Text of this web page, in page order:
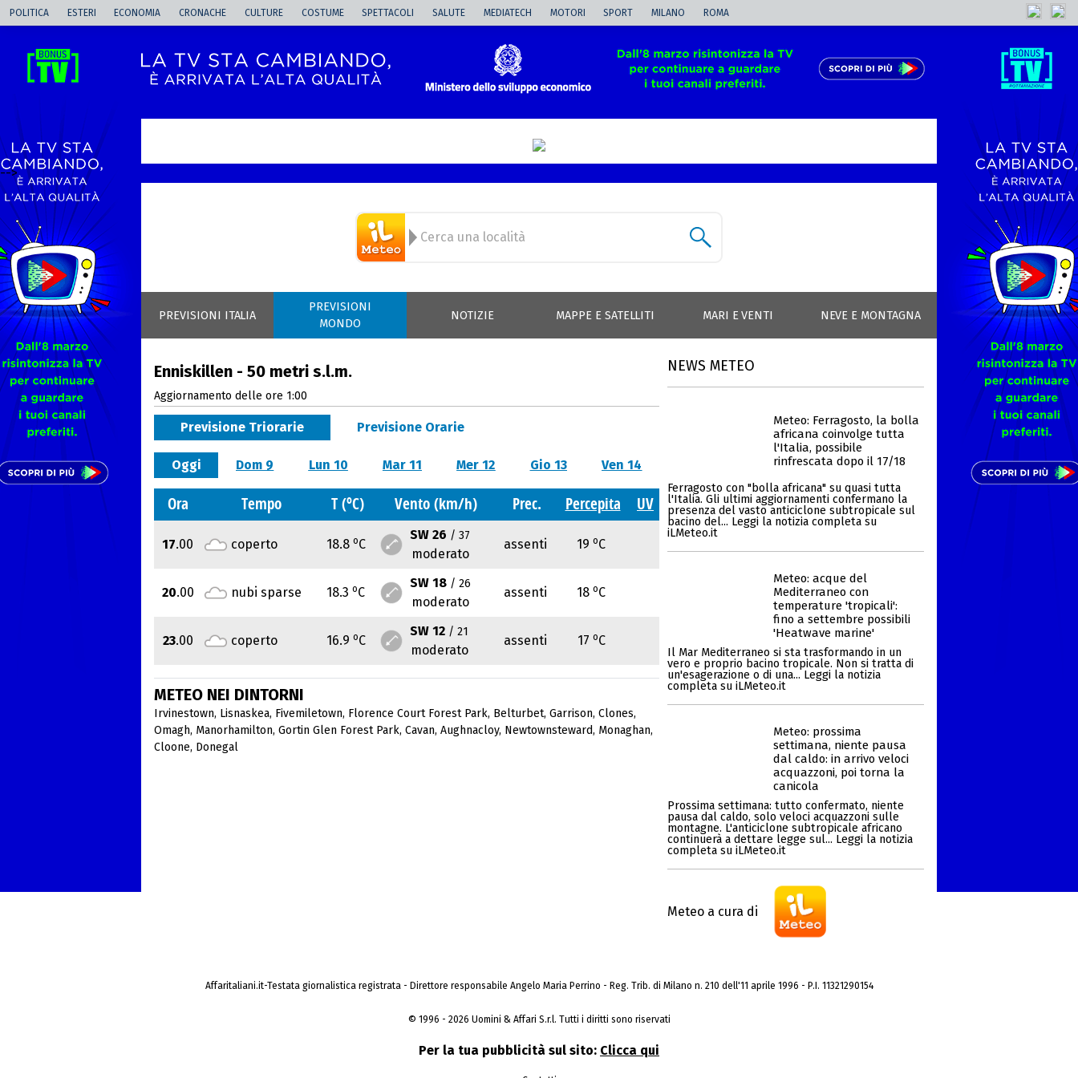
POLITICA ESTERI ECONOMIA CRONACHE CULTURE COSTUME SPETTACOLI SALUTE MEDIATECH MOTORI SPORT MILANO ROMA
-->
PREVISIONI ITALIA
PREVISIONI
MONDO
NOTIZIE MAPPE E SATELLITI MARI E VENTI NEVE E MONTAGNA
Enniskillen - 50 metri s.l.m.
Aggiornamento delle ore 1:00
Previsione Triorarie Previsione Orarie
Oggi Dom 9 Lun 10 Mar 11 Mer 12 Gio 13 Ven 14
Ora Tempo T (oC) Vento (km/h) Prec. Percepita UV
17.00 coperto 18.8 oC
SW 26 / 37
moderato
assenti 19 oC
20.00 nubi sparse 18.3 oC
SW 18 / 26
moderato
assenti 18 oC
23.00 coperto 16.9 oC
SW 12 / 21
moderato
assenti 17 oC
METEO NEI DINTORNI
Irvinestown, Lisnaskea, Fivemiletown, Florence Court Forest Park, Belturbet, Garrison, Clones,
Omagh, Manorhamilton, Gortin Glen Forest Park, Cavan, Aughnacloy, Newtownsteward, Monaghan,
Cloone, Donegal
NEWS METEO
Meteo: Ferragosto, la bolla
africana coinvolge tutta
l'Italia, possibile
rinfrescata dopo il 17/18
Ferragosto con "bolla africana" su quasi tutta
l'Italia. Gli ultimi aggiornamenti confermano la
presenza del vasto anticiclone subtropicale sul
bacino del... Leggi la notizia completa su
iLMeteo.it
Meteo: acque del
Mediterraneo con
temperature 'tropicali':
fino a settembre possibili
'Heatwave marine'
Il Mar Mediterraneo si sta trasformando in un
vero e proprio bacino tropicale. Non si tratta di
un'esagerazione o di una... Leggi la notizia
completa su iLMeteo.it
Meteo: prossima
settimana, niente pausa
dal caldo: in arrivo veloci
acquazzoni, poi torna la
canicola
Prossima settimana: tutto confermato, niente
pausa dal caldo, solo veloci acquazzoni sulle
montagne. L'anticiclone subtropicale africano
continuerà a dettare legge sul... Leggi la notizia
completa su iLMeteo.it
Meteo a cura di
Affaritaliani.it-Testata giornalistica registrata - Direttore responsabile Angelo Maria Perrino - Reg. Trib. di Milano n. 210 dell'11 aprile 1996 - P.I. 11321290154
© 1996 - 2026 Uomini & Affari S.r.l. Tutti i diritti sono riservati
Per la tua pubblicità sul sito: Clicca qui